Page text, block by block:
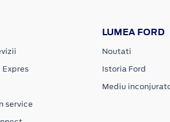
Expres
service
LUMEA FORD
Noutati
Istoria Ford
Mediu